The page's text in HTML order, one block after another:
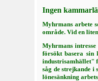
Ingen
Myhrmans arbete
område. Vid en
Myhrmans
försökt basera sin
industrisamhället"
såg de strejkande i
lönesänkning